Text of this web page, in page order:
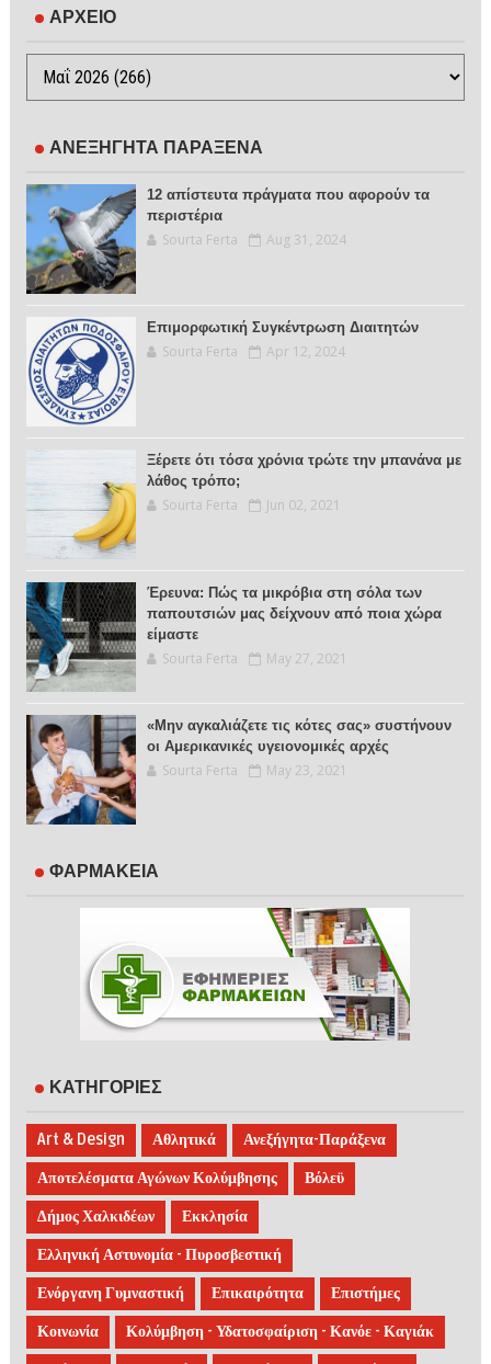
ΑΡΧΕΙΟ
ΑΝΕΞΗΓΗΤΑ ΠΑΡΑΞΕΝΑ
12 απίστευτα πράγματα που αφορούν τα
περιστέρια
Sourta Ferta Aug 31, 2024
Επιμορφωτική Συγκέντρωση Διαιτητών
Sourta Ferta Apr 12, 2024
Ξέρετε ότι τόσα χρόνια τρώτε την μπανάνα με
λάθος τρόπο;
Sourta Ferta Jun 02, 2021
Έρευνα: Πώς τα μικρόβια στη σόλα των
παπουτσιών μας δείχνουν από ποια χώρα
είμαστε
Sourta Ferta May 27, 2021
«Μην αγκαλιάζετε τις κότες σας» συστήνουν
οι Αμερικανικές υγειονομικές αρχές
Sourta Ferta May 23, 2021
ΦΑΡΜΑΚΕΙΑ
ΚΑΤΗΓΟΡΙΕΣ
Art & Design Αθλητικά Ανεξήγητα-Παράξενα
Αποτελέσματα Αγώνων Κολύμβησης Βόλεϋ
Δήμος Χαλκιδέων Εκκλησία
Ελληνική Αστυνομία - Πυροσβεστική
Ενόργανη Γυμναστική Επικαιρότητα Επιστήμες
Κοινωνία Κολύμβηση - Υδατοσφαίριση - Κανόε - Καγιάκ